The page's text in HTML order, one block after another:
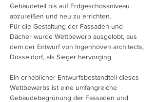
Gebäudeteil bis auf Erdgeschossniveau
abzureißen und neu zu errichten.
Für die Gestaltung der Fassaden und
Dächer wurde Wettbewerb ausgelobt, aus
dem der Entwurf von Ingenhoven architects,
Düsseldorf, als Sieger hervorging.
Ein erheblicher Entwurfsbestandteil dieses
Wettbewerbs ist eine umfangreiche
Gebäudebegrünung der Fassaden und